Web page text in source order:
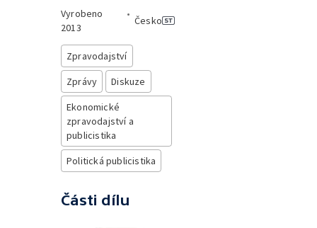
Vyrobeno
2013
•
Česko
Zpravodajství
Zprávy
Diskuze
Ekonomické
zpravodajství a
publicistika
Politická publicistika
Části dílu